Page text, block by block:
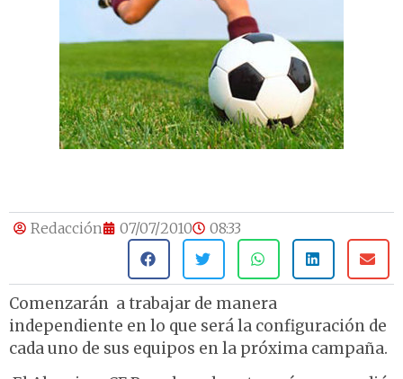
Redacción 07/07/2010 08:33
Comenzarán a trabajar de manera
independiente en lo que será la configuración de
cada uno de sus equipos en la próxima campaña.